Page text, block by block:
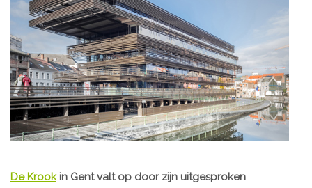
De Krookin Gent valt op door zijn uitgesproken